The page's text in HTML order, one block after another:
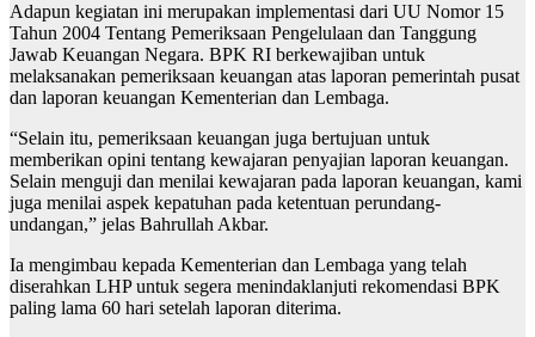
Adapun kegiatan ini merupakan implementasi dari UU Nomor 15
Tahun 2004 Tentang Pemeriksaan Pengelulaan dan Tanggung
Jawab Keuangan Negara. BPK RI berkewajiban untuk
melaksanakan pemeriksaan keuangan atas laporan pemerintah pusat
dan laporan keuangan Kementerian dan Lembaga.
“Selain itu, pemeriksaan keuangan juga bertujuan untuk
memberikan opini tentang kewajaran penyajian laporan keuangan.
Selain menguji dan menilai kewajaran pada laporan keuangan, kami
juga menilai aspek kepatuhan pada ketentuan perundang-
undangan,” jelas Bahrullah Akbar.
Ia mengimbau kepada Kementerian dan Lembaga yang telah
diserahkan LHP untuk segera menindaklanjuti rekomendasi BPK
paling lama 60 hari setelah laporan diterima.